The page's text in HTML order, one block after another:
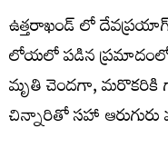
ఉత్తరాఖండ్ లో
లోయలో పడిన ప్రమాదంలో
మృతి చెందగా,
చిన్నారితో సహా